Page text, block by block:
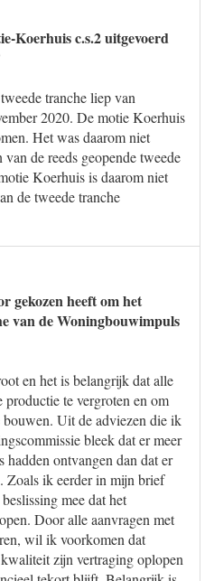
Koerhuis c.s.2 uitgevoerd
tranche liep van
2020. De motie Koerhuis
Het was daarom niet
de reeds geopende tweede
Koerhuis is daarom niet
de tweede tranche
gekozen heeft om het
van de Woningbouwimpuls
en het is belangrijk dat alle
te vergroten en om
bouwen. Uit de adviezen die ik
bleek dat er meer
hadden ontvangen dan dat er
Zoals ik eerder in mijn brief
mee dat het
Door alle aanvragen met
wil ik voorkomen dat
zijn vertraging oplopen